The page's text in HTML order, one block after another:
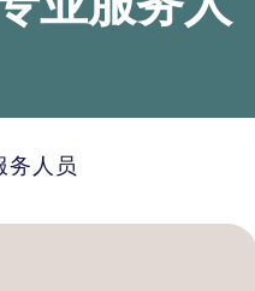
务人员